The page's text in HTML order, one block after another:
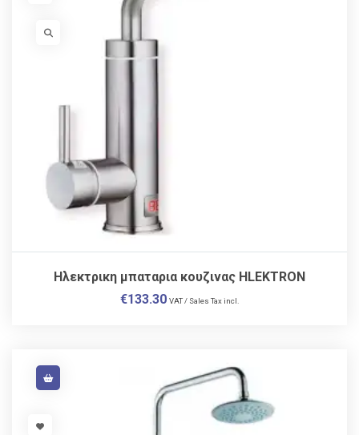
VISIT LINK
Ηλεκτρικη μπαταρια κουζινας HLEKTRON
€133.30 VAT / Sales Tax incl.
VISIT LINK